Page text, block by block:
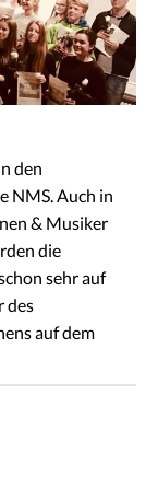
den
NMS. Auch in
& Musiker
die
sehr auf
des
auf dem